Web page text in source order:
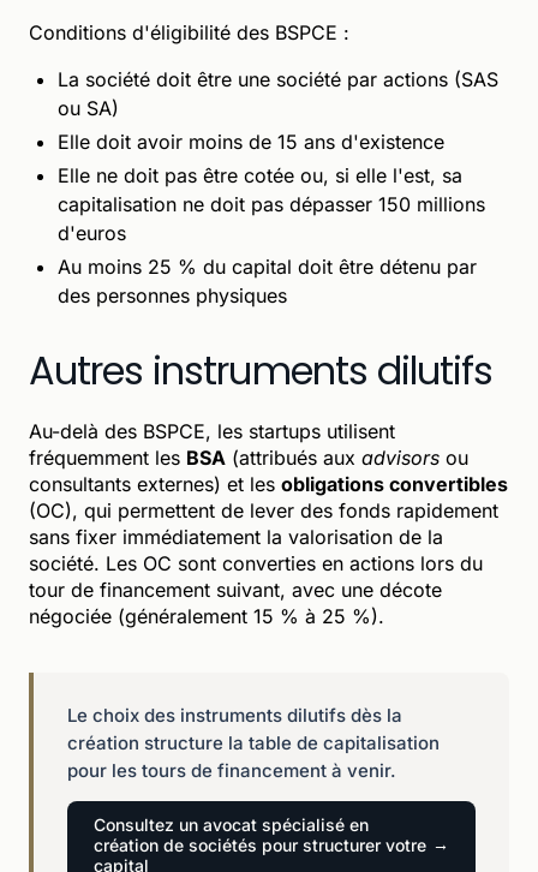
Conditions d'éligibilité des BSPCE :
La société doit être une société par actions (SAS
ou SA)
Elle doit avoir moins de 15 ans d'existence
Elle ne doit pas être cotée ou, si elle l'est, sa
capitalisation ne doit pas dépasser 150 millions
d'euros
Au moins 25 % du capital doit être détenu par
des personnes physiques
Autres instruments dilutifs
Au-delà des BSPCE, les startups utilisent
fréquemment les BSA (attribués aux advisors ou
consultants externes) et les obligations convertibles
(OC), qui permettent de lever des fonds rapidement
sans fixer immédiatement la valorisation de la
société. Les OC sont converties en actions lors du
tour de financement suivant, avec une décote
négociée (généralement 15 % à 25 %).
Le choix des instruments dilutifs dès la
création structure la table de capitalisation
pour les tours de financement à venir.
Consultez un avocat spécialisé en
création de sociétés pour structurer votre
capital